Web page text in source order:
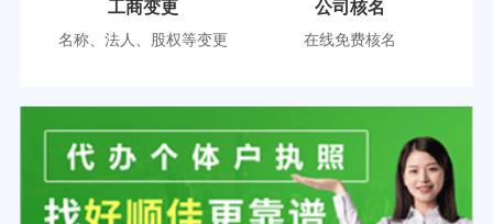
工商变更
名称、法人、股权等变更
公司核名
在线免费核名